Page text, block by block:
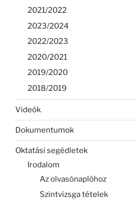
2021/2022
2023/2024
2022/2023
2020/2021
2019/2020
2018/2019
Videók
Dokumentumok
Oktatási segédletek
Irodalom
Az olvasónaplóhoz
Szintvizsga tételek